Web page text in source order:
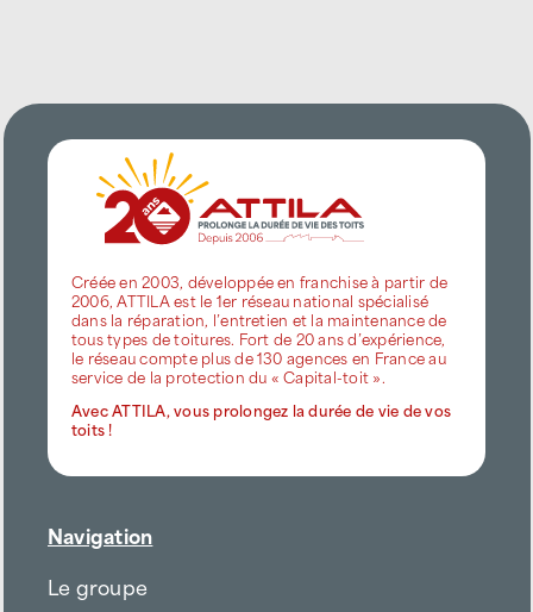
Créée en 2003, développée en franchise à partir de
2006, ATTILA est le 1er réseau national spécialisé
dans la réparation, l’entretien et la maintenance de
tous types de toitures. Fort de 20 ans d’expérience,
le réseau compte plus de 130 agences en France au
service de la protection du « Capital-toit ».
Avec ATTILA, vous prolongez la durée de vie de vos
toits !
Navigation
Le groupe